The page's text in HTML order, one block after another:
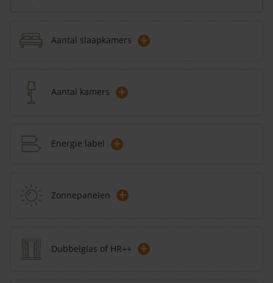
Aantal slaapkamers +
Aantal kamers +
Energie label +
Zonnepanelen +
Dubbelglas of HR++ +